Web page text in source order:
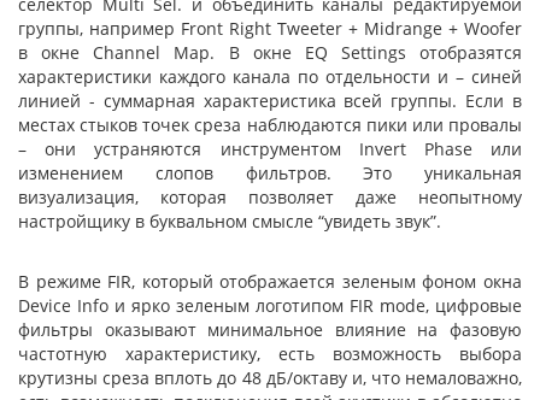
группы, например Front Right Tweeter + Midrange + Woofer
в окне Channel Map. В окне EQ Settings отобразятся
характеристики каждого канала по отдельности и – синей
линией - суммарная характеристика всей группы. Если в
местах стыков точек среза наблюдаются пики или провалы
– они устраняются инструментом Invert Phase или
изменением слопов фильтров. Это уникальная
визуализация, которая позволяет даже неопытному
настройщику в буквальном смысле “увидеть звук”.
В режиме FIR, который отображается зеленым фоном окна
Device Info и ярко зеленым логотипом FIR mode, цифровые
фильтры оказывают минимальное влияние на фазовую
частотную характеристику, есть возможность выбора
крутизны среза вплоть до 48 дБ/октаву и, что немаловажно,